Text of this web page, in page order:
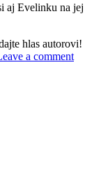
aj Evelinku na jej
hlas autorovi!
a comment